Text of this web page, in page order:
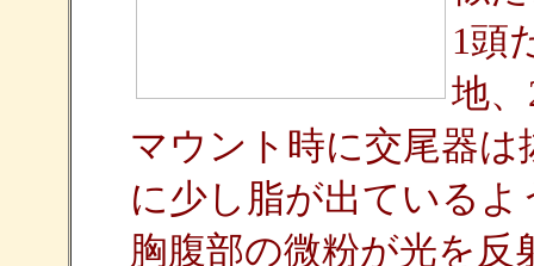
1頭
地
マウント時に交尾器
に少し脂が出ているよ
胸腹部の微粉が光を